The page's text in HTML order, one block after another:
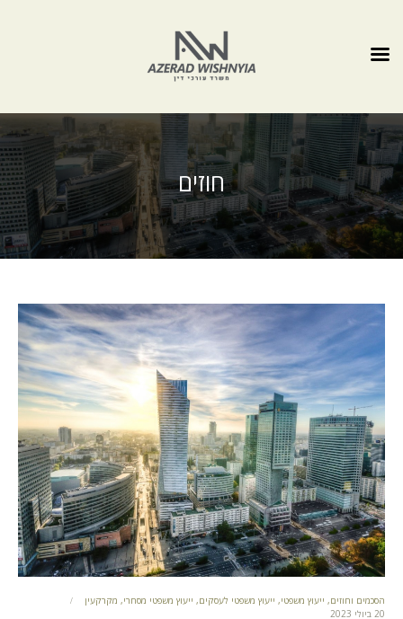
חוזים
הסכמים וחוזים, ייעוץ משפטי, ייעוץ משפטי לעסקים, ייעוץ משפטי מסחרי, מקרקעין
20 ביולי 2023